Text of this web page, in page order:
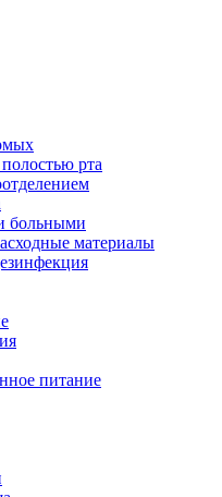
рта
больными
материалы
питание